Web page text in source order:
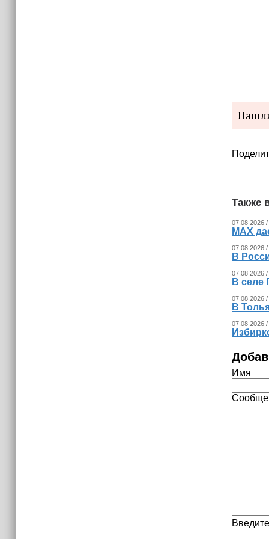
Также
07.08.2026
MAX
07.08.2026
В
07.08.2026 /
В селе
07.08.2026 /
В
07.08.2026
Имя